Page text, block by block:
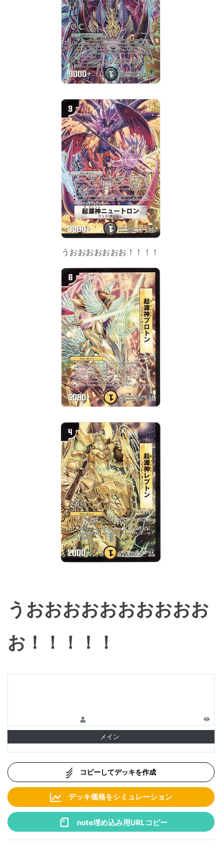
うおおおおおおお！！！！
うおおおおおおおおおお
お！！！！！
メイン
コピーしてデッキを作成
デッキ価格をシミュレーション
note埋め込み用URLコピー